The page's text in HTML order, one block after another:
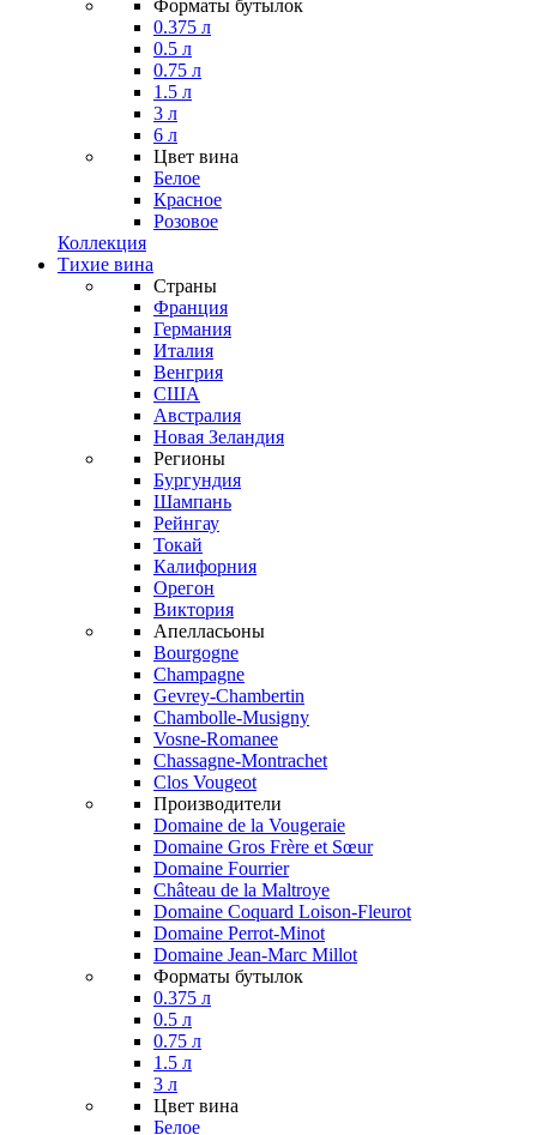
Форматы бутылок
0.375 л
0.5 л
0.75 л
1.5 л
3 л
6 л
Цвет вина
Белое
Красное
Розовое
Коллекция
Тихие вина
Страны
Франция
Германия
Италия
Венгрия
США
Австралия
Новая Зеландия
Регионы
Бургундия
Шампань
Рейнгау
Токай
Калифорния
Орегон
Виктория
Апелласьоны
Bourgogne
Champagne
Gevrey-Chambertin
Chambolle-Musigny
Vosne-Romanee
Chassagne-Montrachet
Clos Vougeot
Производители
Domaine de la Vougeraie
Domaine Gros Frère et Sœur
Domaine Fourrier
Château de la Maltroye
Domaine Coquard Loison-Fleurot
Domaine Perrot-Minot
Domaine Jean-Marc Millot
Форматы бутылок
0.375 л
0.5 л
0.75 л
1.5 л
3 л
Цвет вина
Белое